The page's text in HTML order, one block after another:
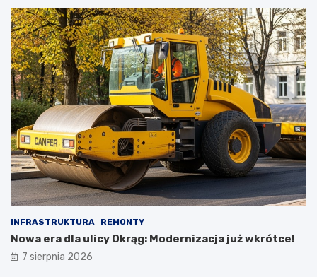
INFRASTRUKTURA REMONTY
Nowa era dla ulicy Okrąg: Modernizacja już wkrótce!
7 sierpnia 2026